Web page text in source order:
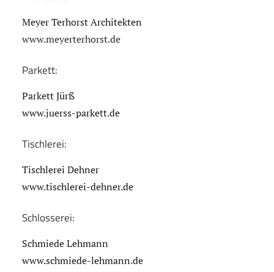
Meyer Terhorst Architekten
www.meyerterhorst.de
Parkett:
Parkett Jürß
www.juerss-parkett.de
Tischlerei:
Tischlerei Dehner
www.tischlerei-dehner.de
Schlosserei:
Schmiede Lehmann
www.schmiede-lehmann.de